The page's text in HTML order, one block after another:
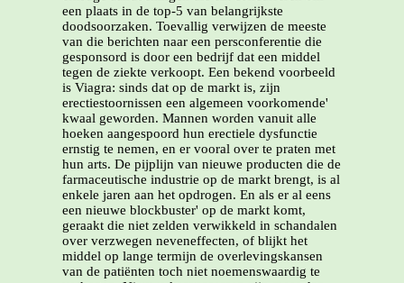
een plaats in de top-5 van belangrijkste
doodsoorzaken. Toevallig verwijzen de meeste
van die berichten naar een persconferentie die
gesponsord is door een bedrijf dat een middel
tegen de ziekte verkoopt. Een bekend voorbeeld
is Viagra: sinds dat op de markt is, zijn
erectiestoornissen een algemeen voorkomende'
kwaal geworden. Mannen worden vanuit alle
hoeken aangespoord hun erectiele dysfunctie
ernstig te nemen, en er vooral over te praten met
hun arts. De pijplijn van nieuwe producten die de
farmaceutische industrie op de markt brengt, is al
enkele jaren aan het opdrogen. En als er al eens
een nieuwe blockbuster' op de markt komt,
geraakt die niet zelden verwikkeld in schandalen
over verzwegen neveneffecten, of blijkt het
middel op lange termijn de overlevingskansen
van de patiënten toch niet noemenswaardig te